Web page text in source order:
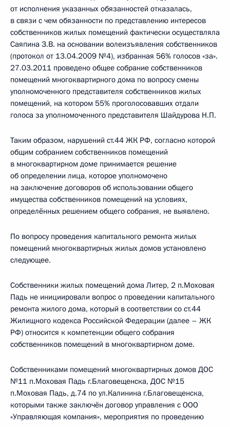
от исполнения указанных обязанностей отказалась,
в связи с чем обязанности по представлению интересов
собственников жилых помещений фактически осуществляла
Саяпина З.В. на основании волеизъявления собственников
(протокол от 13.04.2009 №4), избранная 56% голосов «за».
27.03.2011 проведено общее собрание собственников
помещений многоквартирного дома по вопросу смены
уполномоченного представителя собственников жилых
помещений, на котором 55% проголосовавших отдали
голоса за уполномоченного представителя Шайдурова Н.П.
Таким образом, нарушений ст.44 ЖК РФ, согласно которой
общим собранием собственников помещений
в многоквартирном доме принимается решение
об определении лица, которое уполномочено
на заключение договоров об использовании общего
имущества собственников помещений на условиях,
определённых решением общего собрания, не выявлено.
По вопросу проведения капитального ремонта жилых
помещений многоквартирных жилых домов установлено
следующее.
Собственники жилых помещений дома Литер, 2 п.Моховая
Падь не инициировали вопрос о проведении капитального
ремонта жилого дома, который в соответствии со ст.44
Жилищного кодекса Российской Федерации (далее – ЖК
РФ) относится к компетенции общего собрания
собственников помещений в многоквартирном доме.
Собственниками помещений многоквартирных домов ДОС
№11 п.Моховая Падь г.Благовещенска, ДОС №15
п.Моховая Падь, д.74 по ул.Калинина г.Благовещенска,
которыми также заключён договор управления с ООО
«Управляющая компания», мероприятия по проведению